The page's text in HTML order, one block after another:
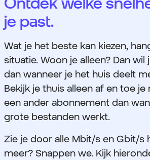
je past.
Wat je het beste kan kiezen,
situatie. Woon je alleen? Dan wil
dan wanneer je het huis deelt
Bekijk je thuis alleen af en toe je
een ander abonnement dan
grote bestanden werkt.
Zie je door alle Mbit/s en Gbit/s
meer? Snappen we. Kijk